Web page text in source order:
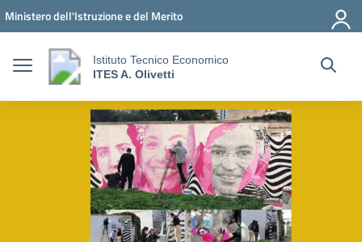
Vai ai contenuti
Vai al menu di navigazione
Vai al footer
Ministero dell'Istruzione e del Merito
Istituto Tecnico Economico
ITES A. Olivetti